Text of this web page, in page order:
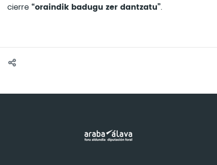
cierre “oraindik badugu zer dantzatu”.